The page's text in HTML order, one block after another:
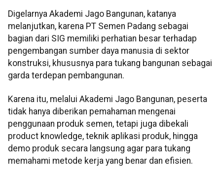
Digelarnya Akademi Jago Bangunan, katanya
melanjutkan, karena PT Semen Padang sebagai
bagian dari SIG memiliki perhatian besar terhadap
pengembangan sumber daya manusia di sektor
konstruksi, khususnya para tukang bangunan sebagai
garda terdepan pembangunan.
Karena itu, melalui Akademi Jago Bangunan, peserta
tidak hanya diberikan pemahaman mengenai
penggunaan produk semen, tetapi juga dibekali
product knowledge, teknik aplikasi produk, hingga
demo produk secara langsung agar para tukang
memahami metode kerja yang benar dan efisien.